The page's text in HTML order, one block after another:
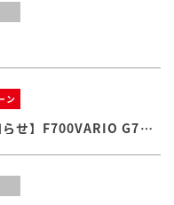
ン
【サービスキャンペーン実施のお知らせ】F700VARIO G7シリーズ